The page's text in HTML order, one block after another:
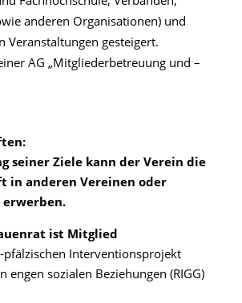
anderen Organisationen) und
Veranstaltungen gesteigert.
AG „Mitgliederbetreuung und –
seiner Ziele kann der Verein die
in anderen Vereinen oder
ist Mitglied
pfälzischen Interventionsprojekt
engen sozialen Beziehungen (RIGG)